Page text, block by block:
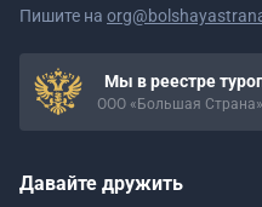
Пишите на
Мы в реестре
ООО «Большая
Давайте дружить